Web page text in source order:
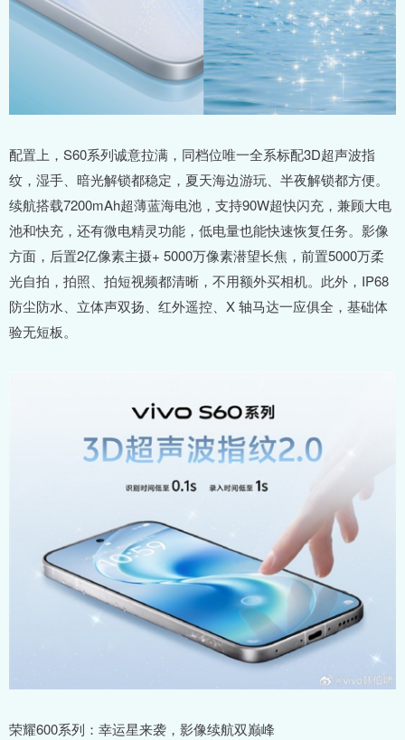
配置上，S60系列诚意拉满，同档位唯一全系标配3D超声波指
纹，湿手、暗光解锁都稳定，夏天海边游玩、半夜解锁都方便。
续航搭载7200mAh超薄蓝海电池，支持90W超快闪充，兼顾大电
池和快充，还有微电精灵功能，低电量也能快速恢复任务。影像
方面，后置2亿像素主摄+ 5000万像素潜望长焦，前置5000万柔
光自拍，拍照、拍短视频都清晰，不用额外买相机。此外，IP68
防尘防水、立体声双扬、红外遥控、X 轴马达一应俱全，基础体
验无短板。
荣耀600系列：幸运星来袭，影像续航双巅峰